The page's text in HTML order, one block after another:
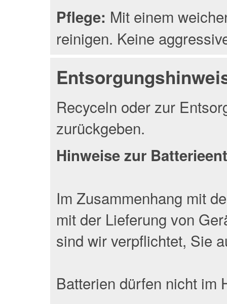
Pflege: Mit einem
reinigen. Keine
Recyceln oder zur
zurückgeben.
Hinweise zur
Im Zusammenhang mit
mit der Lieferung von
sind wir verpflichtet, Sie
Batterien dürfen nicht im